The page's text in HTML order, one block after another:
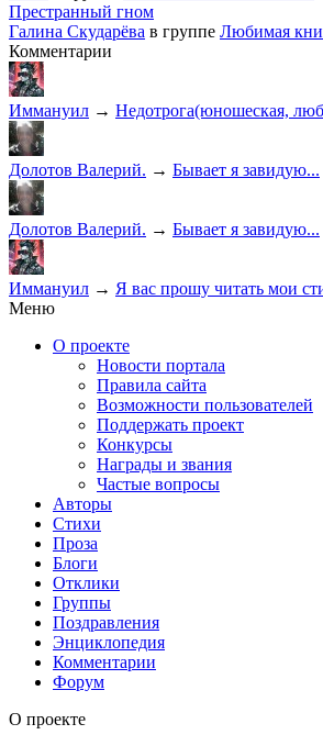
Престранный гном
Галина Скударёва в группе Любимая
Комментарии
Иммануил → Недотрога(юношеская,
Долотов Валерий. → Бывает я завидую...
Долотов Валерий. → Бывает я завидую...
Иммануил → Я вас прошу читать мои
Меню
О проекте
Новости портала
Правила сайта
Возможности пользователей
Поддержать проект
Конкурсы
Награды и звания
Частые вопросы
Авторы
Стихи
Проза
Блоги
Отклики
Группы
Поздравления
Энциклопедия
Комментарии
Форум
О проекте